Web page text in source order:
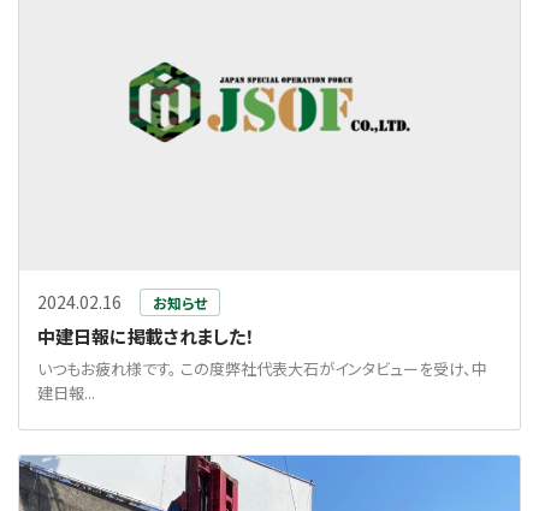
2024.02.16 お知らせ
中建日報に掲載されました！
いつもお疲れ様です。 この度弊社代表大石がインタビューを受け、中
建日報...